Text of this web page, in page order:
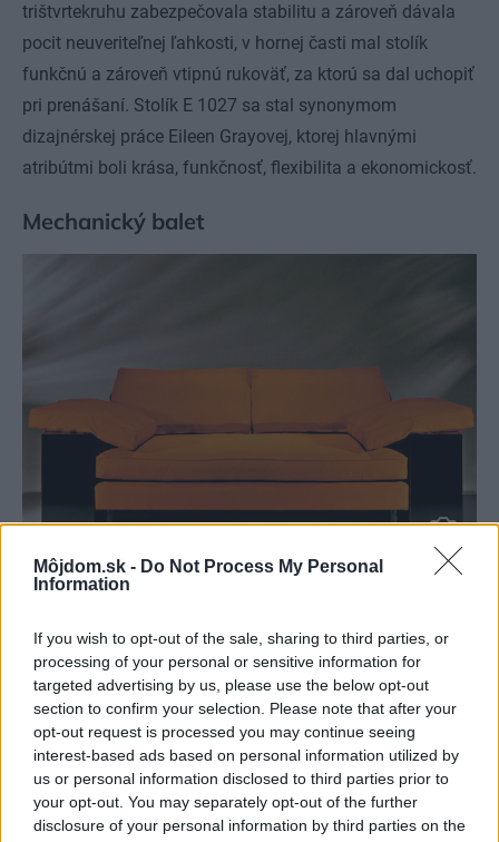
Môjdom.sk - Do Not Process My Personal
Information
If you wish to opt-out of the sale, sharing to third parties, or
processing of your personal or sensitive information for
targeted advertising by us, please use the below opt-out
section to confirm your selection. Please note that after your
opt-out request is processed you may continue seeing
interest-based ads based on personal information utilized by
us or personal information disclosed to third parties prior to
your opt-out. You may separately opt-out of the further
disclosure of your personal information by third parties on the
trištvrtekruhu zabezpečovala stabilitu a zároveň dávala
pocit neuveriteľnej ľahkosti, v hornej časti mal stolík
funkčnú a zároveň vtipnú rukoväť, za ktorú sa dal uchopiť
pri prenášaní. Stolík E 1027 sa stal synonymom
dizajnérskej práce Eileen Grayovej, ktorej hlavnými
atribútmi boli krása, funkčnosť, flexibilita a ekonomickosť.
Mechanický balet
35307
Všetky nábytky Eileen Grayovej mali jednoduchý tvar a
výrazný individualistický charakter. Jej ženská
predstavivosť jej však zabránila nasledovať kolegov a
dosiahnuť čistý funkcionalizmus – vždy totiž pridala do
svojho dizajnu trochu hravosti a humoru. Jej heslom
bolo: pri veciach je dôležitý nielen správny vzhľad, ale aj
správny pocit. Nábytok musí byť príjemný na dotyk i